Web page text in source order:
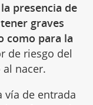
la presencia de
graves
como para la
de riesgo del
nacer.
vía de entrada